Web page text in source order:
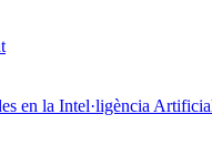
en la Intel·ligència